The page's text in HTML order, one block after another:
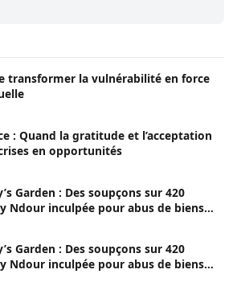
transformer la vulnérabilité en force
: Quand la gratitude et l’acceptation
en opportunités
Garden : Des soupçons sur 420
Ndour inculpée pour abus de biens
Garden : Des soupçons sur 420
Ndour inculpée pour abus de biens